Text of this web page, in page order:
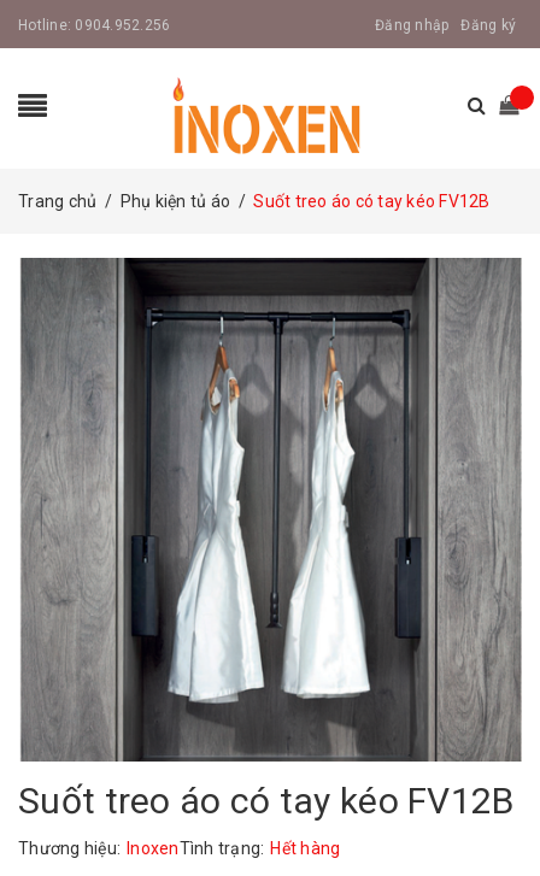
Hotline: 0904.952.256 Đăng nhập Đăng ký
Trang chủ / Phụ kiện tủ áo / Suốt treo áo có tay kéo FV12B
Suốt treo áo có tay kéo FV12B
Thương hiệu: InoxenTình trạng: Hết hàng